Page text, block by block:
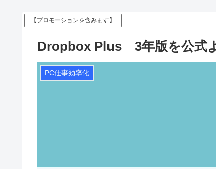
【プロモーションを含みます】
Dropbox Plus 3年版を公式よ
PC仕事効率化